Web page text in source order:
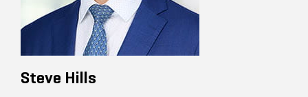
Steve Hills